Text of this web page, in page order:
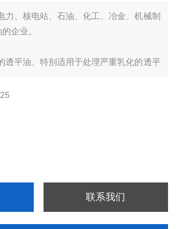
力、核电站、石油、化工、冶金、机械制
企业。
平油、特别适用于处理严重乳化的透平
运行，保证机
联系我们